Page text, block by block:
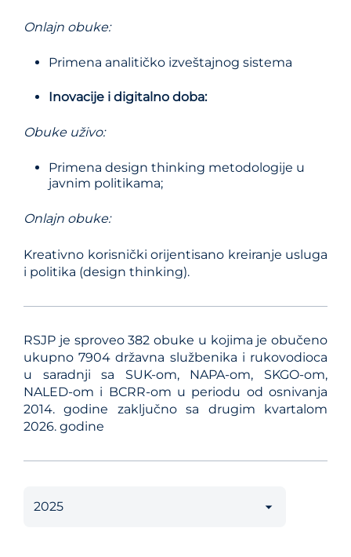
Onlajn obuke:
Primena analitičko izveštajnog sistema
Inovacije i digitalno doba:
Obuke uživo:
Primena design thinking metodologije u
javnim politikama;
Onlajn obuke:
Kreativno korisnički orijentisano kreiranje usluga
i politika (design thinking).
RSJP je sproveo 382 obuke u kojima je obučeno
ukupno 7904 državna službenika i rukovodioca
u saradnji sa SUK-om, NAPA-om, SKGO-om,
NALED-om i BCRR-om u periodu od osnivanja
2014. godine zaključno sa drugim kvartalom
2026. godine